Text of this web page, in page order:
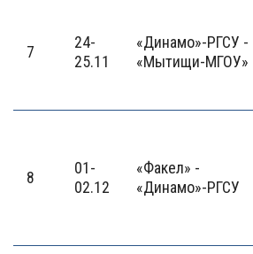
7
24-
25.11
«Динамо»-РГСУ -
«Мытищи-МГОУ»
8
01-
02.12
«Факел» -
«Динамо»-РГСУ